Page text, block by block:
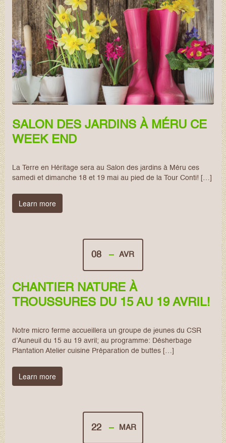
SALON DES JARDINS À MÉRU CE
WEEK END
La Terre en Héritage sera au Salon des jardins à Méru ces
samedi et dimanche 18 et 19 mai au pied de la Tour Conti! […]
Learn more
08 AVR
CHANTIER NATURE À
TROUSSURES DU 15 AU 19 AVRIL!
Notre micro ferme accueillera un groupe de jeunes du CSR
d’Auneuil du 15 au 19 avril; au programme: Désherbage
Plantation Atelier cuisine Préparation de buttes […]
Learn more
22 MAR